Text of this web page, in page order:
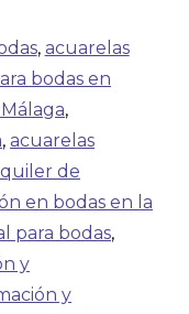
, acuarelas
bodas en
,
, acuarelas
de
en bodas en la
para bodas,
y
y